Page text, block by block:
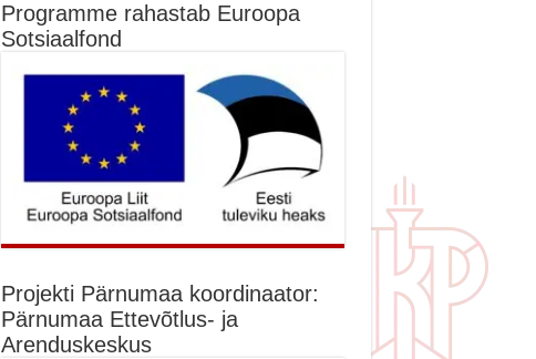
Programme rahastab Euroopa
Sotsiaalfond
Projekti Pärnumaa koordinaator:
Pärnumaa Ettevõtlus- ja
Arenduskeskus